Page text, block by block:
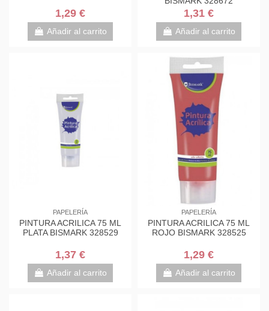
1,29 €
Añadir al carrito
1,31 €
Añadir al carrito
PAPELERÍA
PINTURA ACRILICA 75 ML
PLATA BISMARK 328529
1,37 €
Añadir al carrito
PAPELERÍA
PINTURA ACRILICA 75 ML
ROJO BISMARK 328525
1,29 €
Añadir al carrito